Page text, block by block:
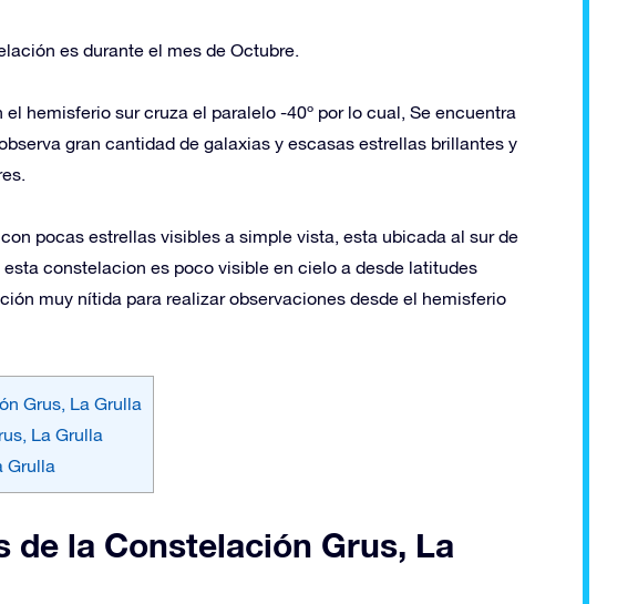
es durante el mes de Octubre.
hemisferio sur cruza el paralelo -40º por lo cual, Se encuentra
gran cantidad de galaxias y escasas estrellas brillantes y
pocas estrellas visibles a simple vista, esta ubicada al sur de
constelacion es poco visible en cielo a desde latitudes
muy nítida para realizar observaciones desde el hemisferio
Grus, La Grulla
La Grulla
Grulla
de la Constelación Grus, La